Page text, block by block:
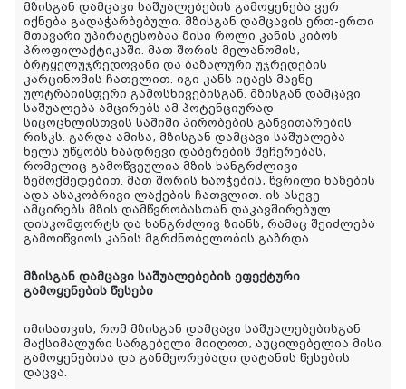
მზისგან დამცავი საშუალებების გამოყენება ვერ
იქნება გადაჭარბებული. მზისგან დამცავის ერთ-ერთი
მთავარი უპირატესობაა მისი როლი კანის კიბოს
პროფილაქტიკაში. მათ შორის მელანომის,
ბრტყელუჯრედოვანი და ბაზალური უჯრედების
კარცინომის ჩათვლით. იგი კანს იცავს მავნე
ულტრაიისფერი გამოსხივებისგან. მზისგან დამცავი
საშუალება ამცირებს ამ პოტენციურად
სიცოცხლისთვის საშიში პირობების განვითარების
რისკს. გარდა ამისა, მზისგან დამცავი საშუალება
ხელს უწყობს ნაადრევი დაბერების შეჩერებას,
რომელიც გამოწვეულია მზის ხანგრძლივი
ზემოქმედებით. მათ შორის ნაოჭების, წვრილი ხაზების
ადა ასაკობრივი ლაქების ჩათვლით. ის ასევე
ამცირებს მზის დამწვრობასთან დაკავშირებულ
დისკომფორტს და ხანგრძლივ ზიანს, რამაც შეიძლება
გამოიწვიოს კანის მგრძნობელობის გაზრდა.
მზისგან დამცავი საშუალებების ეფექტური
გამოყენების წესები
იმისათვის, რომ მზისგან დამცავი საშუალებებისგან
მაქსიმალური სარგებელი მიიღოთ, აუცილებელია მისი
გამოყენებისა და განმეორებადი დატანის წესების
დაცვა.